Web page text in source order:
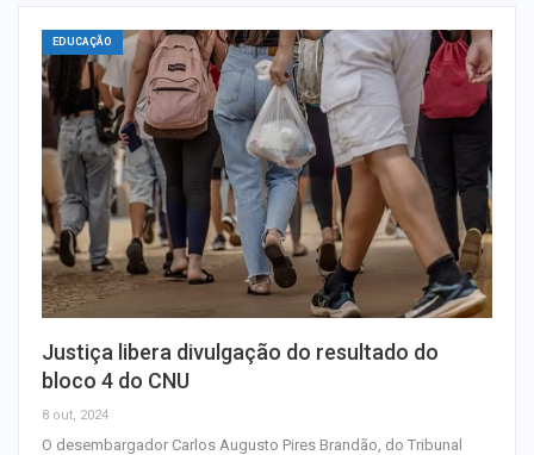
EDUCAÇÃO
Justiça libera divulgação do resultado do
bloco 4 do CNU
8 out, 2024
O desembargador Carlos Augusto Pires Brandão, do Tribunal